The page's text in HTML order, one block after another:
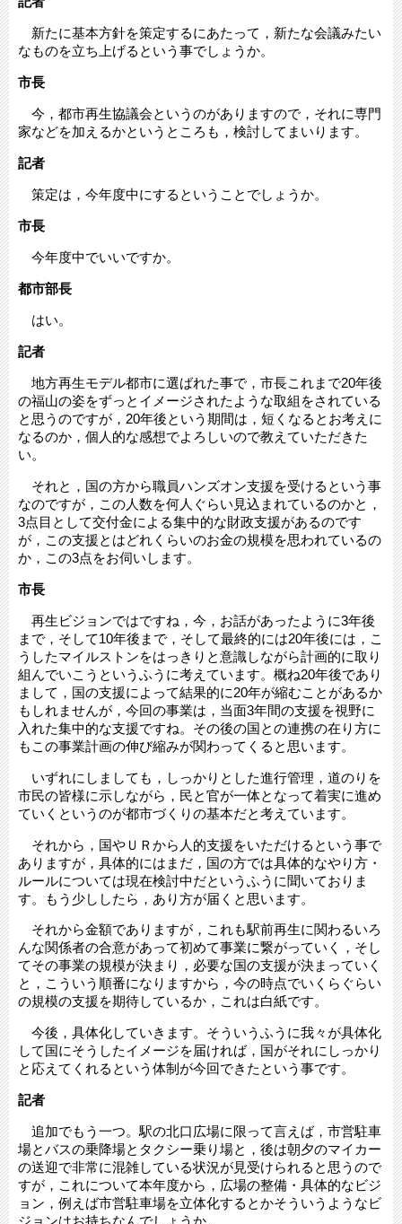
新たに基本方針を策定するにあたって，新たな会議みたい
なものを立ち上げるという事でしょうか。
市長
今，都市再生協議会というのがありますので，それに専門
家などを加えるかというところも，検討してまいります。
記者
策定は，今年度中にするということでしょうか。
市長
今年度中でいいですか。
都市部長
はい。
記者
地方再生モデル都市に選ばれた事で，市長これまで20年後
の福山の姿をずっとイメージされたような取組をされている
と思うのですが，20年後という期間は，短くなるとお考えに
なるのか，個人的な感想でよろしいので教えていただきた
い。
それと，国の方から職員ハンズオン支援を受けるという事
なのですが，この人数を何人ぐらい見込まれているのかと，
3点目として交付金による集中的な財政支援があるのです
が，この支援とはどれくらいのお金の規模を思われているの
か，この3点をお伺いします。
市長
再生ビジョンではですね，今，お話があったように3年後
まで，そして10年後まで，そして最終的には20年後には，こ
うしたマイルストンをはっきりと意識しながら計画的に取り
組んでいこうというふうに考えています。概ね20年後であり
まして，国の支援によって結果的に20年が縮むことがあるか
もしれませんが，今回の事業は，当面3年間の支援を視野に
入れた集中的な支援ですね。その後の国との連携の在り方に
もこの事業計画の伸び縮みが関わってくると思います。
いずれにしましても，しっかりとした進行管理，道のりを
市民の皆様に示しながら，民と官が一体となって着実に進め
ていくというのが都市づくりの基本だと考えています。
それから，国やＵＲから人的支援をいただけるという事で
ありますが，具体的にはまだ，国の方では具体的なやり方・
ルールについては現在検討中だというふうに聞いておりま
す。もう少ししたら，あり方が届くと思います。
それから金額でありますが，これも駅前再生に関わるいろ
んな関係者の合意があって初めて事業に繋がっていく，そし
てその事業の規模が決まり，必要な国の支援が決まっていく
と，こういう順番になりますから，今の時点でいくらぐらい
の規模の支援を期待しているか，これは白紙です。
今後，具体化していきます。そういうふうに我々が具体化
して国にそうしたイメージを届ければ，国がそれにしっかり
と応えてくれるという体制が今回できたという事です。
記者
追加でもう一つ。駅の北口広場に限って言えば，市営駐車
場とバスの乗降場とタクシー乗り場と，後は朝夕のマイカー
の送迎で非常に混雑している状況が見受けられると思うので
すが，これについて本年度から，広場の整備・具体的なビジ
ョン，例えば市営駐車場を立体化するとかそういうようなビ